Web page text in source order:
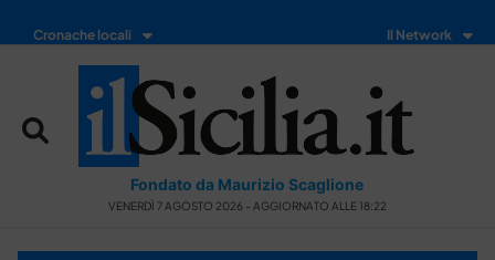
Cronache locali Il Network
Fondato da Maurizio Scaglione
VENERDÌ 7 AGOSTO 2026 - AGGIORNATO ALLE 18:22